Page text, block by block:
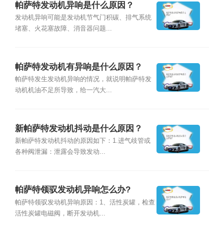
帕萨特发动机异响是什么原因？
发动机异响可能是发动机节气门积碳、排气系统
堵塞、火花塞故障、消音器问题...
帕萨特发动机有异响是什么原因？
帕萨特发生发动机异响的情况，就说明帕萨特发
动机机油不足所导致，给一汽大...
新帕萨特发动机抖动是什么原因？
新帕萨特发动机抖动的原因如下：1.进气歧管或
各种阀泄漏：泄露会导致发动...
帕萨特领驭发动机异响怎么办?
帕萨特领驭发动机异响原因：1、活性炭罐，检查
活性炭罐电磁阀，断开发动机...